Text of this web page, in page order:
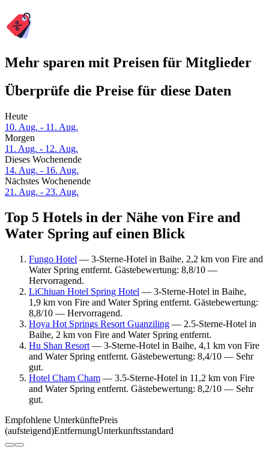
Mehr sparen mit Preisen für Mitglieder
Überprüfe die Preise für diese Daten
Heute
10. Aug. - 11. Aug.
Morgen
11. Aug. - 12. Aug.
Dieses Wochenende
14. Aug. - 16. Aug.
Nächstes Wochenende
21. Aug. - 23. Aug.
Top 5 Hotels in der Nähe von Fire and
Water Spring auf einen Blick
Fungo Hotel — 3-Sterne-Hotel in Baihe, 2,2 km von Fire and
Water Spring entfernt. Gästebewertung: 8,8/10 —
Hervorragend.
LiChiuan Hotel Spring Hotel — 3-Sterne-Hotel in Baihe,
1,9 km von Fire and Water Spring entfernt. Gästebewertung:
8,8/10 — Hervorragend.
Hoya Hot Springs Resort Guanziling — 2.5-Sterne-Hotel in
Baihe, 2 km von Fire and Water Spring entfernt.
Hu Shan Resort — 3-Sterne-Hotel in Baihe, 4,1 km von Fire
and Water Spring entfernt. Gästebewertung: 8,4/10 — Sehr
gut.
Hotel Cham Cham — 3.5-Sterne-Hotel in 11,2 km von Fire
and Water Spring entfernt. Gästebewertung: 8,2/10 — Sehr
gut.
Empfohlene UnterkünftePreis
(aufsteigend)EntfernungUnterkunftsstandard